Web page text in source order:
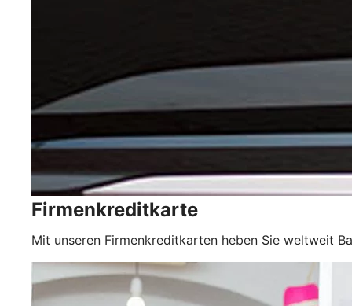
Firmenkreditkarte
Mit unseren Firmenkreditkarten heben Sie weltweit